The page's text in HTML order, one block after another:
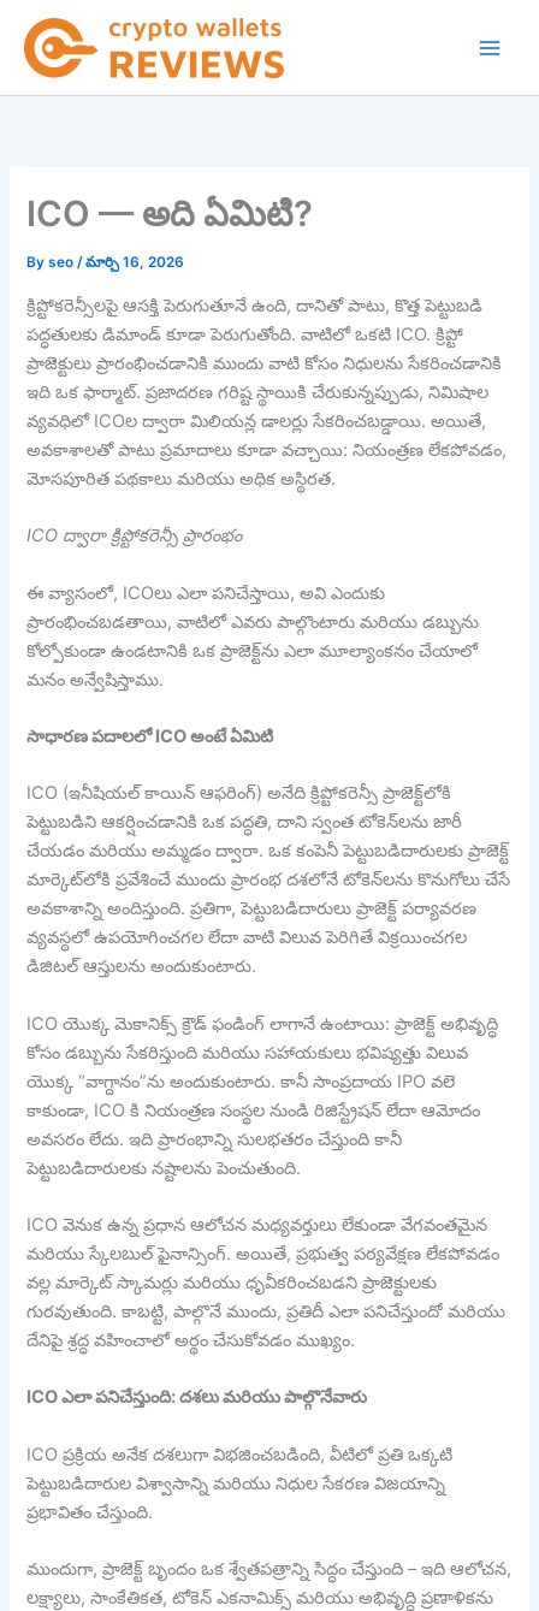
content
ICO — అది ఏమిటి?
Byseo/మార్చి 16, 2026
క్రిప్టోకరెన్సీలపై ఆసక్తి పెరుగుతూనే ఉంది, దానితో పాటు, కొత్త పెట్టుబడి
పద్ధతులకు డిమాండ్ కూడా పెరుగుతోంది. వాటిలో ఒకటి ICO. క్రిప్టో
ప్రాజెక్టులు ప్రారంభించడానికి ముందు వాటి కోసం నిధులను సేకరించడానికి
ఇది ఒక ఫార్మాట్. ప్రజాదరణ గరిష్ట స్థాయికి చేరుకున్నప్పుడు, నిమిషాల
వ్యవధిలో ICOల ద్వారా మిలియన్ల డాలర్లు సేకరించబడ్డాయి. అయితే,
అవకాశాలతో పాటు ప్రమాదాలు కూడా వచ్చాయి: నియంత్రణ లేకపోవడం,
మోసపూరిత పథకాలు మరియు అధిక అస్థిరత.
ICO ద్వారా క్రిప్టోకరెన్సీ ప్రారంభం
ఈ వ్యాసంలో, ICOలు ఎలా పనిచేస్తాయి, అవి ఎందుకు
ప్రారంభించబడతాయి, వాటిలో ఎవరు పాల్గొంటారు మరియు డబ్బును
కోల్పోకుండా ఉండటానికి ఒక ప్రాజెక్ట్‌ను ఎలా మూల్యాంకనం చేయాలో
మనం అన్వేషిస్తాము.
సాధారణ పదాలలో ICO అంటే ఏమిటి
ICO (ఇనీషియల్ కాయిన్ ఆఫరింగ్) అనేది క్రిప్టోకరెన్సీ ప్రాజెక్ట్‌లోకి
పెట్టుబడిని ఆకర్షించడానికి ఒక పద్ధతి, దాని స్వంత టోకెన్‌లను జారీ
చేయడం మరియు అమ్మడం ద్వారా. ఒక కంపెనీ పెట్టుబడిదారులకు ప్రాజెక్ట్
మార్కెట్‌లోకి ప్రవేశించే ముందు ప్రారంభ దశలోనే టోకెన్‌లను కొనుగోలు చేసే
అవకాశాన్ని అందిస్తుంది. ప్రతిగా, పెట్టుబడిదారులు ప్రాజెక్ట్ పర్యావరణ
వ్యవస్థలో ఉపయోగించగల లేదా వాటి విలువ పెరిగితే విక్రయించగల
డిజిటల్ ఆస్తులను అందుకుంటారు.
ICO యొక్క మెకానిక్స్ క్రౌడ్ ఫండింగ్ లాగానే ఉంటాయి: ప్రాజెక్ట్ అభివృద్ధి
కోసం డబ్బును సేకరిస్తుంది మరియు సహాయకులు భవిష్యత్తు విలువ
యొక్క “వాగ్దానం”ను అందుకుంటారు. కానీ సాంప్రదాయ IPO వలె
కాకుండా, ICO కి నియంత్రణ సంస్థల నుండి రిజిస్ట్రేషన్ లేదా ఆమోదం
అవసరం లేదు. ఇది ప్రారంభాన్ని సులభతరం చేస్తుంది కానీ
పెట్టుబడిదారులకు నష్టాలను పెంచుతుంది.
ICO వెనుక ఉన్న ప్రధాన ఆలోచన మధ్యవర్తులు లేకుండా వేగవంతమైన
మరియు స్కేలబుల్ ఫైనాన్సింగ్. అయితే, ప్రభుత్వ పర్యవేక్షణ లేకపోవడం
వల్ల మార్కెట్ స్కామర్లు మరియు ధృవీకరించబడని ప్రాజెక్టులకు
గురవుతుంది. కాబట్టి, పాల్గొనే ముందు, ప్రతిదీ ఎలా పనిచేస్తుందో మరియు
దేనిపై శ్రద్ధ వహించాలో అర్థం చేసుకోవడం ముఖ్యం.
ICO ఎలా పనిచేస్తుంది: దశలు మరియు పాల్గొనేవారు
ICO ప్రక్రియ అనేక దశలుగా విభజించబడింది, వీటిలో ప్రతి ఒక్కటి
పెట్టుబడిదారుల విశ్వాసాన్ని మరియు నిధుల సేకరణ విజయాన్ని
ప్రభావితం చేస్తుంది.
ముందుగా, ప్రాజెక్ట్ బృందం ఒక శ్వేతపత్రాన్ని సిద్ధం చేస్తుంది – ఇది ఆలోచన,
లక్ష్యాలు, సాంకేతికత, టోకెన్ ఎకనామిక్స్ మరియు అభివృద్ధి ప్రణాళికను